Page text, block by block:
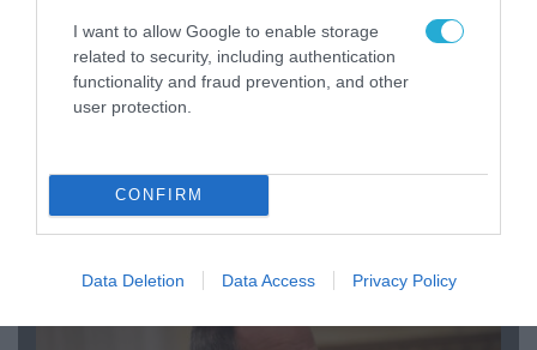
I want to allow Google to enable storage
related to security, including authentication
functionality and fraud prevention, and other
user protection.
CONFIRM
Data Deletion Data Access Privacy Policy
08.08.2026 | 09:02
«Η απόλυτη τραγωδία»: Η «αιχμηρή» ανάρτηση
του Αρκά για τα τατουάζ (φωτο)